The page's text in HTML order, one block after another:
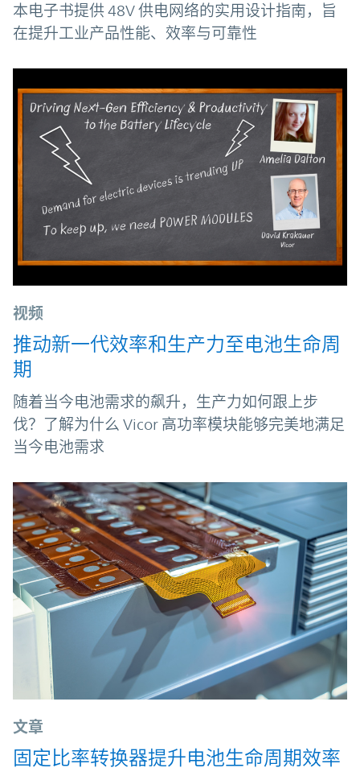
本电子书提供 48V 供电网络的实用设计指南，旨
在提升工业产品性能、效率与可靠性
视频
推动新一代效率和生产力至电池生命周
期
随着当今电池需求的飙升，生产力如何跟上步
伐？了解为什么 Vicor 高功率模块能够完美地满足
当今电池需求
文章
固定比率转换器提升电池生命周期效率